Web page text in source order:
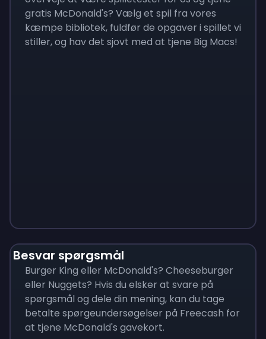
gratis McDonald's? Vælg et spil fra vores
kæmpe bibliotek, fuldfør de opgaver i spillet vi
stiller, og hav det sjovt med at tjene Big Macs!
Besvar spørgsmål
Burger King eller McDonald's? Cheeseburger
eller Nuggets? Hvis du elsker at svare på
spørgsmål og dele din mening, kan du tage
betalte spørgeundersøgelser på Freecash for
at tjene McDonald's gavekort.